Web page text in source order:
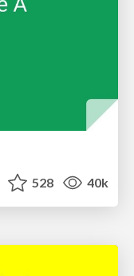
528 40k